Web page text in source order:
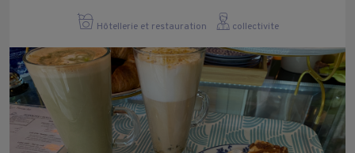
Hôtellerie et restauration collectivite